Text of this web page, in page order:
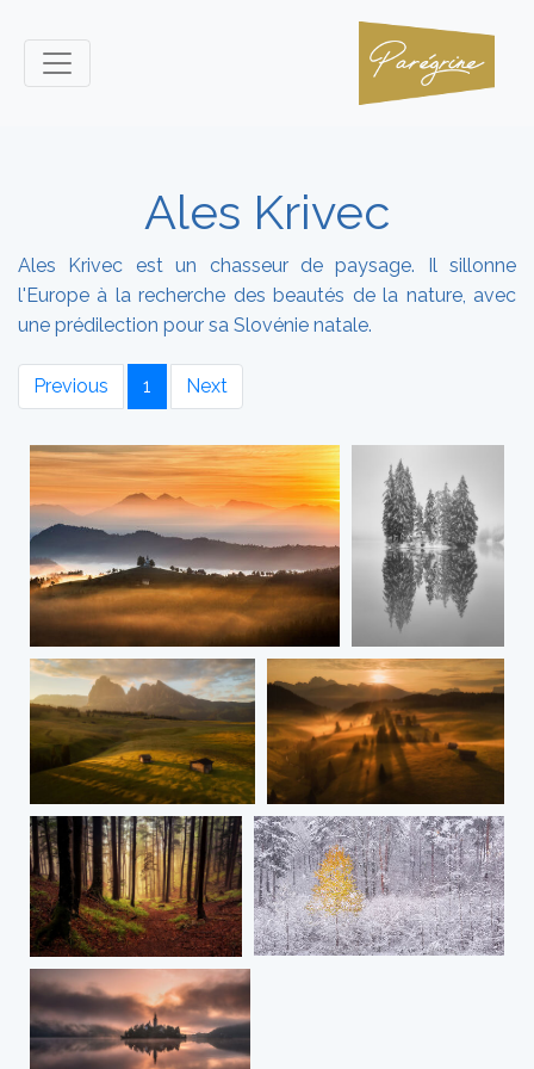
Ales Krivec
Ales Krivec est un chasseur de paysage. Il sillonne
l'Europe à la recherche des beautés de la nature, avec
une prédilection pour sa Slovénie natale.
Previous 1 Next